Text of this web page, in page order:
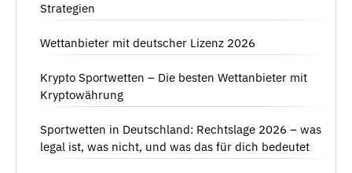
Strategien
Wettanbieter mit deutscher Lizenz 2026
Krypto Sportwetten – Die besten Wettanbieter mit
Kryptowährung
Sportwetten in Deutschland: Rechtslage 2026 – was
legal ist, was nicht, und was das für dich bedeutet